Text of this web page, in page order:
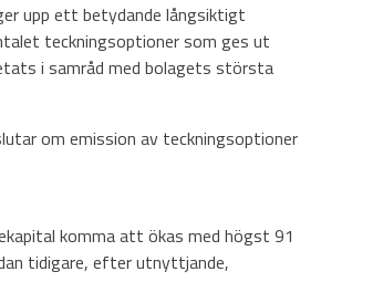
upp ett betydande långsiktigt
teckningsoptioner som ges ut
i samråd med bolagets största
om emission av teckningsoptioner
komma att ökas med högst 91
tidigare, efter utnyttjande,